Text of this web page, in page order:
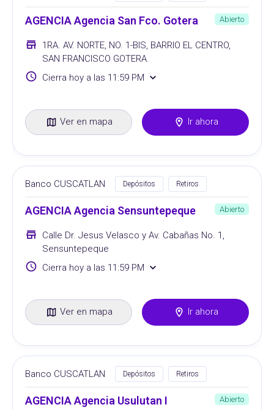
AGENCIA Agencia San Fco. Gotera Abierto
1RA. AV. NORTE, NO. 1-BIS, BARRIO EL CENTRO,
SAN FRANCISCO GOTERA.
Cierra hoy a las 11:59 PM
Ver en mapa Ir ahora
Banco CUSCATLAN Depósitos Retiros
AGENCIA Agencia Sensuntepeque Abierto
Calle Dr. Jesus Velasco y Av. Cabañas No. 1,
Sensuntepeque
Cierra hoy a las 11:59 PM
Ver en mapa Ir ahora
Banco CUSCATLAN Depósitos Retiros
AGENCIA Agencia Usulutan I Abierto